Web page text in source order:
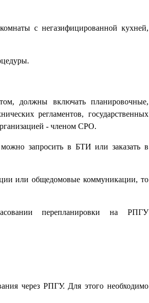
с негазифицированной кухней,
должны включать планировочные,
регламентов, государственных
- членом СРО.
запросить в БТИ или заказать в
или общедомовые коммуникации, то
перепланировки на РПГУ
через РПГУ. Для этого необходимо